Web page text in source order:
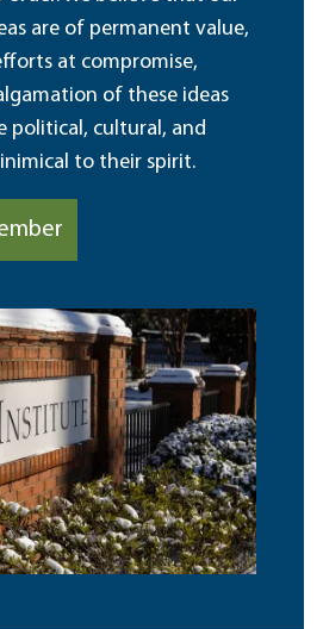
are of permanent value,
at compromise,
of these ideas
political, cultural, and
to their spirit.